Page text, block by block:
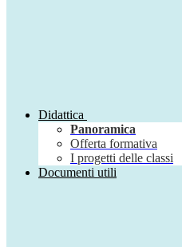
Didattica
Panoramica
Offerta formativa
I progetti delle classi
Documenti utili